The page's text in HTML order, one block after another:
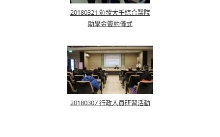
20180321 頒發大千綜合醫院
助學金簽約儀式
20180307 行政人員研習活動